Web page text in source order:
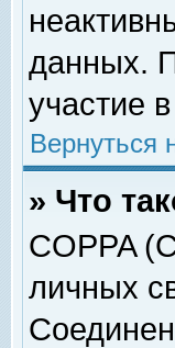
данных.
участие
Вернуться
» Что
COPPA
личных